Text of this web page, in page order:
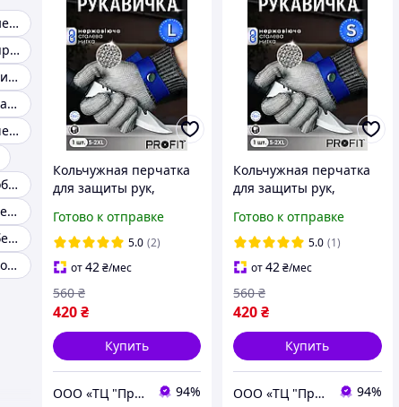
Перчатки рабочие нейлоновые
Перчатки рабочие профессиональные
Перчатки рабочие синие
Рабочие перчатки размер 8
Перчатки рабочие черные
Перчатки рабочие облитые
Перчатки рабочие серые
Перчатки рабочие без ПВХ точки
Перчатки рабочие тонкие нейлоновые
Кольчужная перчатка
для защиты рук,
строительные,
рабочие защитные,
размер L
Готово к отправке
5.0 (2)
от42₴/мес
420₴
560 ₴
Купить
ООО «ТЦ "Профит"» 94%
Кольчужная перчатка
для защиты рук,
строительные,
рабочие защитные,
размер S
Готово к отправке
5.0 (1)
от42₴/мес
420₴
560 ₴
Купить
ООО «ТЦ "Профит"» 94%